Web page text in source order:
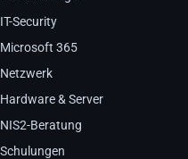
IT-Security
Microsoft 365
Netzwerk
Hardware & Server
NIS2-Beratung
Schulungen